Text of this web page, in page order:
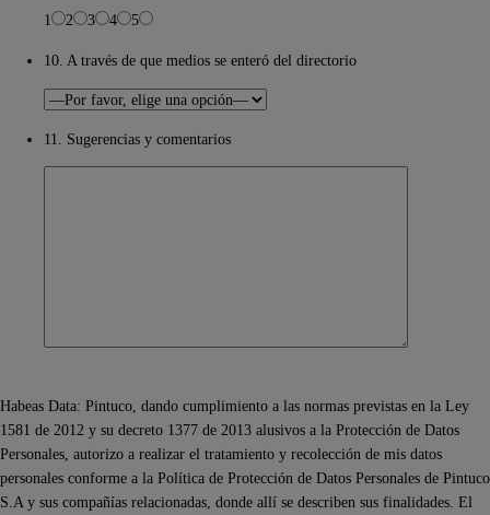
1 2 3 4 5
10. A través de que medios se enteró del directorio
11. Sugerencias y comentarios
Habeas Data: Pintuco, dando cumplimiento a las normas previstas en la Ley
1581 de 2012 y su decreto 1377 de 2013 alusivos a la Protección de Datos
Personales, autorizo a realizar el tratamiento y recolección de mis datos
personales conforme a la Política de Protección de Datos Personales de Pintuco
S.A y sus compañías relacionadas, donde allí se describen sus finalidades. El